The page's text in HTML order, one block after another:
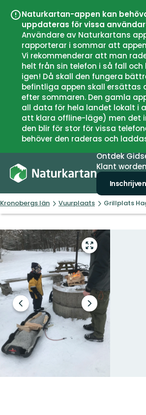
Naturkartan-appen kan
uppdateras för vissa
Användare av Naturkartans
rapporterar i sommar att
Vi rekommenderar att man
helt från sin telefon i så fall
igen! Då skall den fungera
befintliga appen skall ersättas
efter sommaren. Den gamla
all data för hela landet lokalt i
att klara offline-läge) men det
den blir för stor för vissa
behöver den raderas och
Ontdek
Klant worden
Inschrijven
Kronobergs län Vuurplaats Grillplats
Open
volledig
scherm
Vorige
slide
Volgende
slide